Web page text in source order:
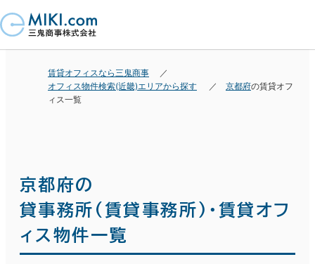
賃貸オフィスなら三鬼商事
オフィス物件検索(近畿)エリアから探す
京都府の賃貸オフ
ィス一覧
京都府の
貸事務所(賃貸事務所)・賃貸オフ
ィス物件一覧